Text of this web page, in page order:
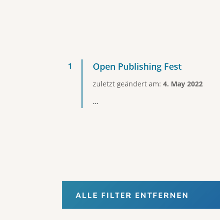
Open Publishing Fest
zuletzt geändert am: 4. May 2022
...
ALLE FILTER ENTFERNEN